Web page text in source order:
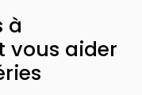
à
vous aider